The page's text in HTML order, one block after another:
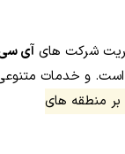
شرکت های آی
است. و خدمات
بر منطقه های